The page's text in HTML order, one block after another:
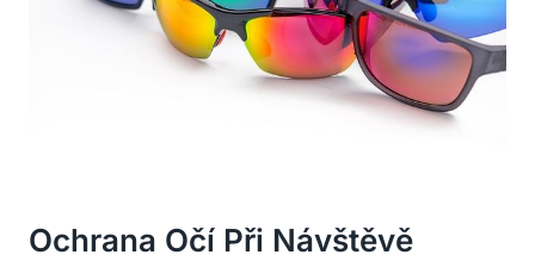
Ochrana Očí Při‍ Návštěvě